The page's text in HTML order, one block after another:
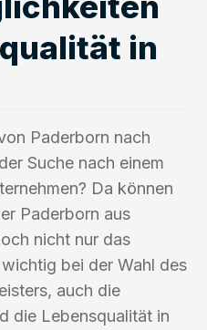
in
Paderborn nach
Suche nach einem
Da können
Paderborn aus
nicht nur das
bei der Wahl des
auch die
die Lebensqualität in